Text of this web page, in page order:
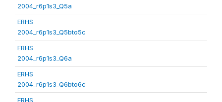
2004_r6p1s3_Q5a
ERHS
2004_r6p1s3_Q5bto5c
ERHS
2004_r6p1s3_Q6a
ERHS
2004_r6p1s3_Q6bto6c
ERHS